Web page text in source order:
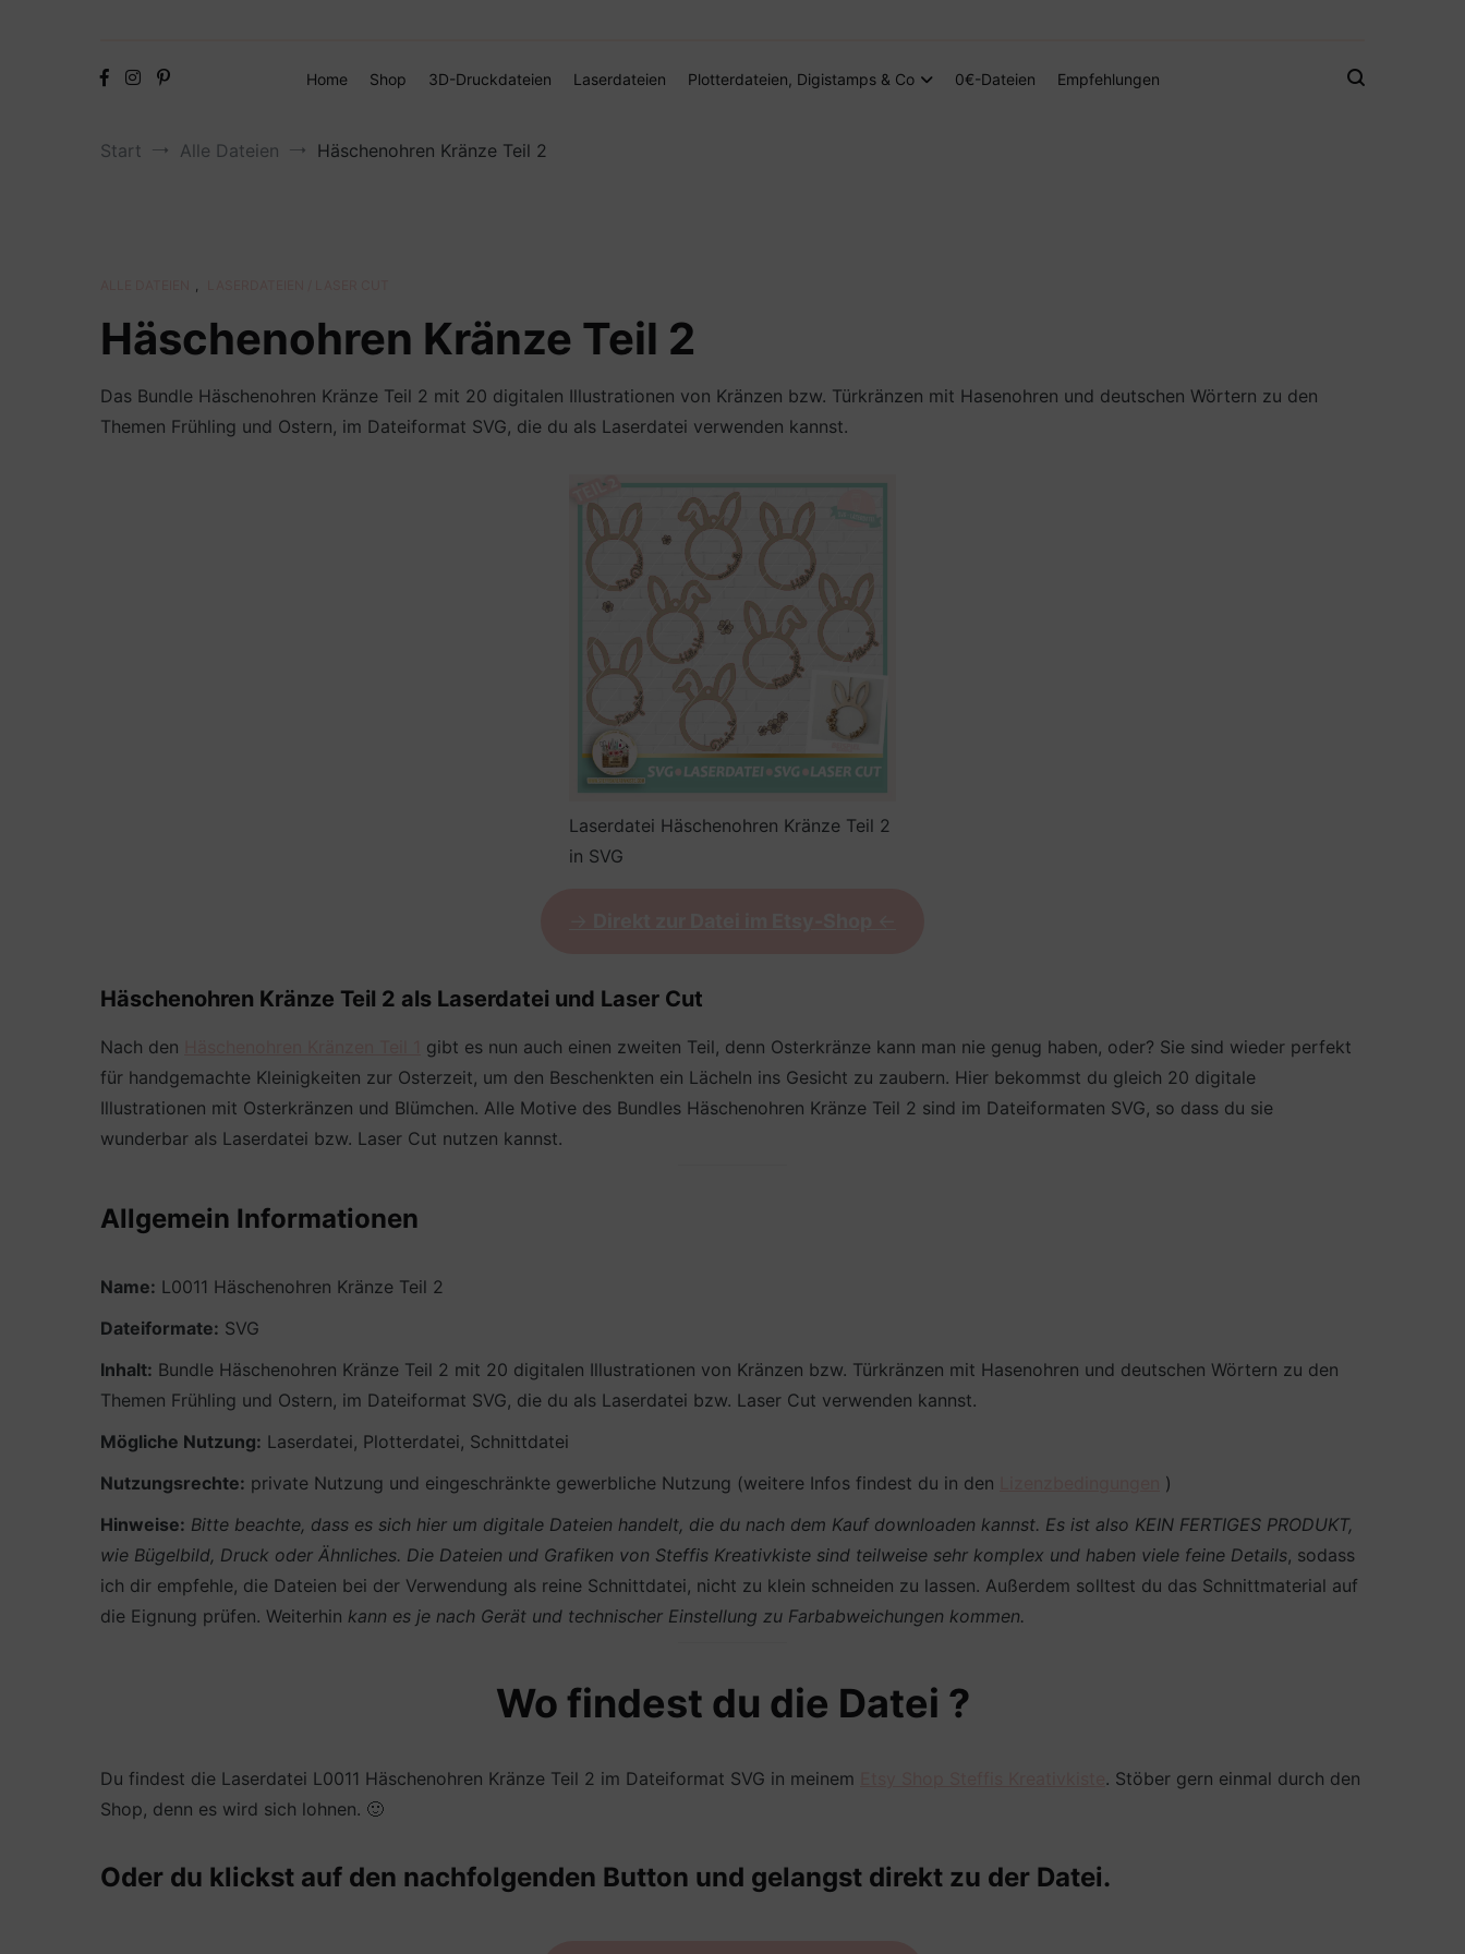
Home
Shop 3D-Druckdateien Laserdateien Plotterdateien, Digistamps & Co 0€-Dateien Empfehlungen
Start Alle Dateien Häschenohren Kränze Teil 2
,
Häschenohren Kränze Teil 2
Das Bundle Häschenohren Kränze Teil 2 mit 20 digitalen Illustrationen von Kränzen bzw. Türkränzen mit Hasenohren und deutschen Wörtern zu den
Themen Frühling und Ostern, im Dateiformat SVG, die du als Laserdatei verwenden kannst.
Laserdatei Häschenohren Kränze Teil 2
in SVG
Häschenohren Kränze Teil 2 als Laserdatei und Laser Cut
Nach den
gibt es nun auch einen zweiten Teil, denn Osterkränze kann man nie genug haben, oder? Sie sind wieder perfekt
für handgemachte Kleinigkeiten zur Osterzeit, um den Beschenkten ein Lächeln ins Gesicht zu zaubern. Hier bekommst du gleich 20 digitale
Illustrationen mit Osterkränzen und Blümchen. Alle Motive des Bundles Häschenohren Kränze Teil 2 sind im Dateiformaten SVG, so dass du sie
wunderbar als Laserdatei bzw. Laser Cut nutzen kannst.
Allgemein Informationen
Name: L0011 Häschenohren Kränze Teil 2
Dateiformate: SVG
Inhalt: Bundle Häschenohren Kränze Teil 2 mit 20 digitalen Illustrationen von Kränzen bzw. Türkränzen mit Hasenohren und deutschen Wörtern zu den
Themen Frühling und Ostern, im Dateiformat SVG, die du als Laserdatei bzw. Laser Cut verwenden kannst.
Mögliche Nutzung: Laserdatei, Plotterdatei, Schnittdatei
Nutzungsrechte: private Nutzung und eingeschränkte gewerbliche Nutzung (weitere Infos findest du in den
)
Hinweise: Bitte beachte, dass es sich hier um digitale Dateien handelt, die du nach dem Kauf downloaden kannst. Es ist also KEIN FERTIGES PRODUKT,
wie Bügelbild, Druck oder Ähnliches. Die Dateien und Grafiken von Steffis Kreativkiste sind teilweise sehr komplex und haben viele feine Details, sodass
ich dir empfehle, die Dateien bei der Verwendung als reine Schnittdatei, nicht zu klein schneiden zu lassen. Außerdem solltest du das Schnittmaterial auf
die Eignung prüfen. Weiterhin kann es je nach Gerät und technischer Einstellung zu Farbabweichungen kommen.
Wo findest du die Datei ?
Du findest die Laserdatei L0011 Häschenohren Kränze Teil 2 im Dateiformat SVG in meinem
. Stöber gern einmal durch den
Shop, denn es wird sich lohnen. 🙂
Oder du klickst auf den nachfolgenden Button und gelangst direkt zu der Datei.